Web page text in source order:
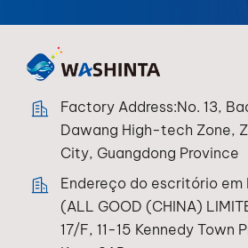
Factory Address:No. 13,
Dawang High-tech Zone,
City, Guangdong Province
Endereço do escritório em
(ALL GOOD (CHINA)
17/F, 11-15 Kennedy Town